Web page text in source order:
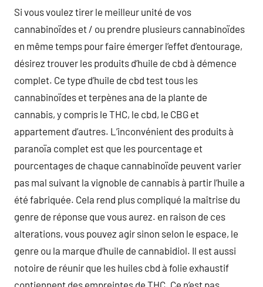
Si vous voulez tirer le meilleur unité de vos
cannabinoïdes et / ou prendre plusieurs cannabinoïdes
en même temps pour faire émerger l’effet d’entourage,
désirez trouver les produits d’huile de cbd à démence
complet. Ce type d’huile de cbd test tous les
cannabinoïdes et terpènes ana de la plante de
cannabis, y compris le THC, le cbd, le CBG et
appartement d’autres. L’inconvénient des produits à
paranoïa complet est que les pourcentage et
pourcentages de chaque cannabinoïde peuvent varier
pas mal suivant la vignoble de cannabis à partir l’huile a
été fabriquée. Cela rend plus compliqué la maîtrise du
genre de réponse que vous aurez. en raison de ces
alterations, vous pouvez agir sinon selon le espace, le
genre ou la marque d’huile de cannabidiol. Il est aussi
notoire de réunir que les huiles cbd à folie exhaustif
contiennent des empreintes de THC. Ce n’est pas